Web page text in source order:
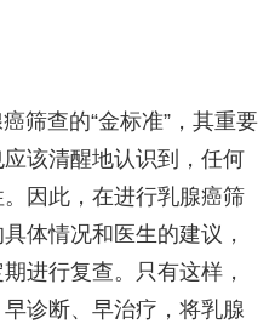
筛查的“金标准”，其重要
该清醒地认识到，任何
因此，在进行乳腺癌筛
体情况和医生的建议，
进行复查。只有这样，
诊断、早治疗，将乳腺